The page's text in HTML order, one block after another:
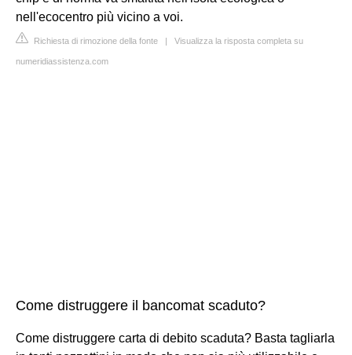
nell'ecocentro più vicino a voi.
Richiesta di rimozione della fonte | Visualizza la risposta completa su
numeridiassistenza.com
Come distruggere il bancomat scaduto?
Come distruggere carta di debito scaduta? Basta tagliarla